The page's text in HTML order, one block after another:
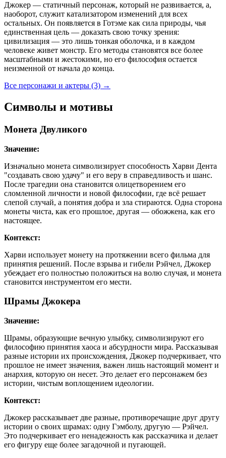
Джокер — статичный персонаж, который не развивается, а,
наоборот, служит катализатором изменений для всех
остальных. Он появляется в Готэме как сила природы, чья
единственная цель — доказать свою точку зрения:
цивилизация — это лишь тонкая оболочка, и в каждом
человеке живет монстр. Его методы становятся все более
масштабными и жестокими, но его философия остается
неизменной от начала до конца.
Все персонажи и актеры (3) →
Символы и мотивы
Монета Двуликого
Значение:
Изначально монета символизирует способность Харви Дента
"создавать свою удачу" и его веру в справедливость и шанс.
После трагедии она становится олицетворением его
сломленной личности и новой философии, где всё решает
слепой случай, а понятия добра и зла стираются. Одна сторона
монеты чиста, как его прошлое, другая — обожжена, как его
настоящее.
Контекст:
Харви использует монету на протяжении всего фильма для
принятия решений. После взрыва и гибели Рэйчел, Джокер
убеждает его полностью положиться на волю случая, и монета
становится инструментом его мести.
Шрамы Джокера
Значение:
Шрамы, образующие вечную улыбку, символизируют его
философию принятия хаоса и абсурдности мира. Рассказывая
разные истории их происхождения, Джокер подчеркивает, что
прошлое не имеет значения, важен лишь настоящий момент и
анархия, которую он несет. Это делает его персонажем без
истории, чистым воплощением идеологии.
Контекст:
Джокер рассказывает две разные, противоречащие друг другу
истории о своих шрамах: одну Гэмболу, другую — Рэйчел.
Это подчеркивает его ненадежность как рассказчика и делает
его фигуру еще более загадочной и пугающей.